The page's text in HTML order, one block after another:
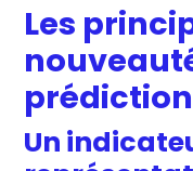
Les
prédiction
Un